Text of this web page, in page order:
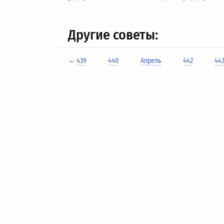
Другие советы:
←439 440 Апрель 442